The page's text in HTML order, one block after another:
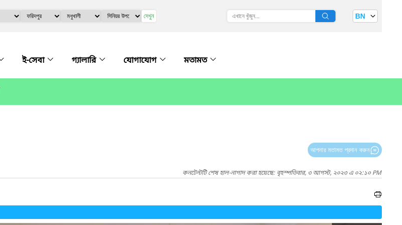
দেখুন BN
ই-সেবা গ্যালারি যোগাযোগ মতামত
আপনার মতামত প্রদান করুন
কনটেন্টটি শেষ হাল-নাগাদ করা হয়েছে: বৃহস্পতিবার, ৩ আগস্ট, ২০২৩ এ ০২:১০ PM